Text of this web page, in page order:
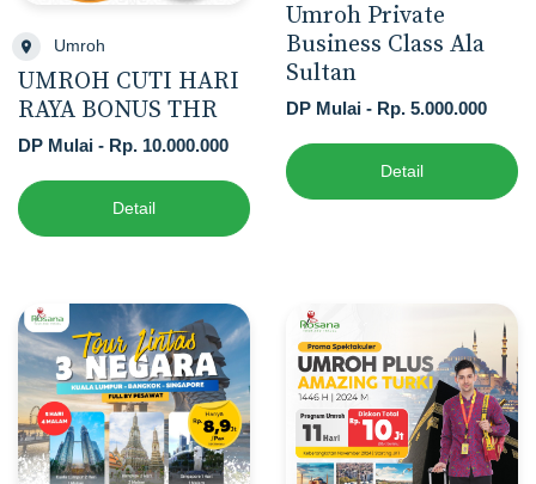
Umroh
UMROH CUTI HARI
RAYA BONUS THR
DP Mulai - Rp. 10.000.000
Detail
Umroh Private
Business Class Ala
Sultan
DP Mulai - Rp. 5.000.000
Detail